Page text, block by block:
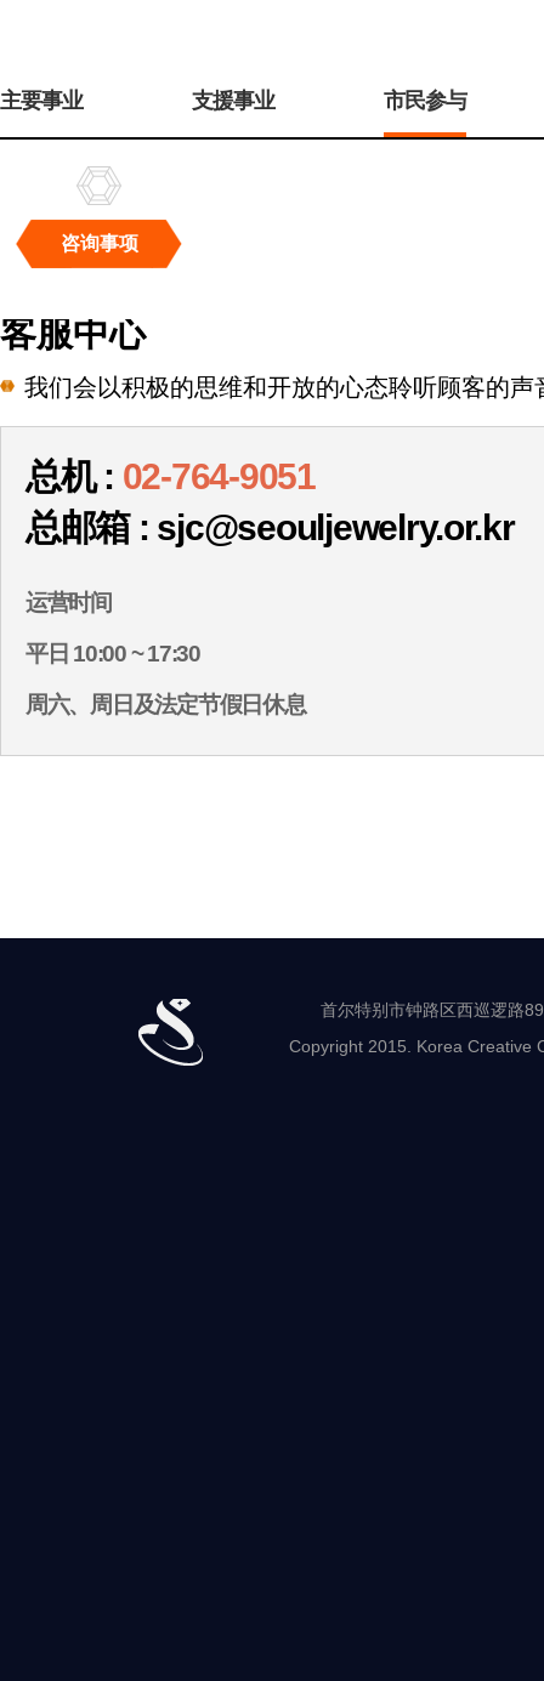
메
主要事业 支援事业 市民参与
咨询事项
事
客服中心
我们会以积极的思维和开放的心态聆听顾客的声
总机 : 02-764-9051
总邮箱 : sjc@seouljewelry.or.kr
运营时间
平日 10:00 ~ 17:30
周六、周日及法定节假日休息
首尔特别市钟路区西巡逻路
Copyright 2015. Korea Creative